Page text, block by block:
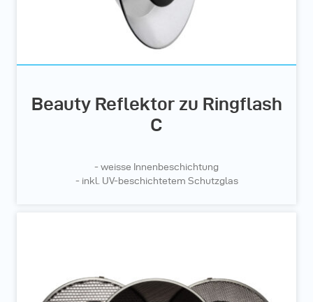
Beauty Reflektor zu Ringflash
C
- weisse Innenbeschichtung
- inkl. UV-beschichtetem Schutzglas